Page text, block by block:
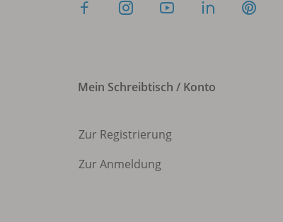
Mein Schreibtisch / Konto
Zur Registrierung
Zur Anmeldung